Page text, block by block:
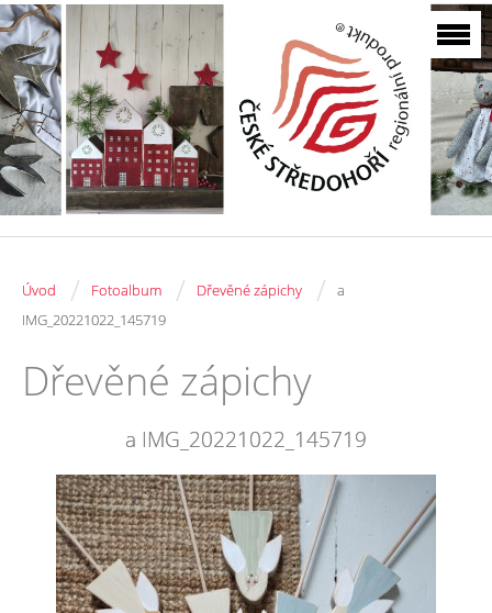
Úvod / Fotoalbum / Dřevěné zápichy /
a
IMG_20221022_145719
Dřevěné zápichy
a IMG_20221022_145719